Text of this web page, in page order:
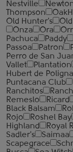
Nestville
Thompson
Old Hunter's
Onza
Ora
Pachuca
Paddy
Passoa
Patron
Perro de San
Vallet
Plantation
Hubert de
Puntacana Club
Ranchitos
Remeslo
Ricard
Black Balsam
Rojo
Roshel Bay
Highland
Royal
Sadler's
Saimaa
Scapegrace